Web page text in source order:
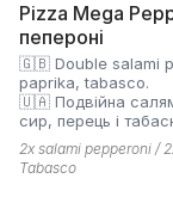
Pizza Mega
пепероні
🇬🇧 Double salami
paprika, tabasco.
🇺🇦 Подвійна
сир, перець і
2x salami pepperoni /
Tabasco